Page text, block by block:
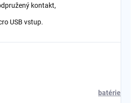
kontakt,
USB vstup.
batérie